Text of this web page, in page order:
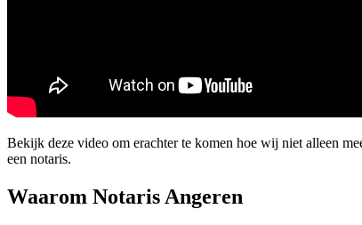
Bekijk deze video om erachter te komen hoe wij niet alleen
een notaris.
Waarom Notaris Angeren